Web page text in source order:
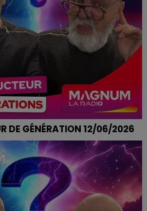
DE GÉNÉRATION 12/06/2026